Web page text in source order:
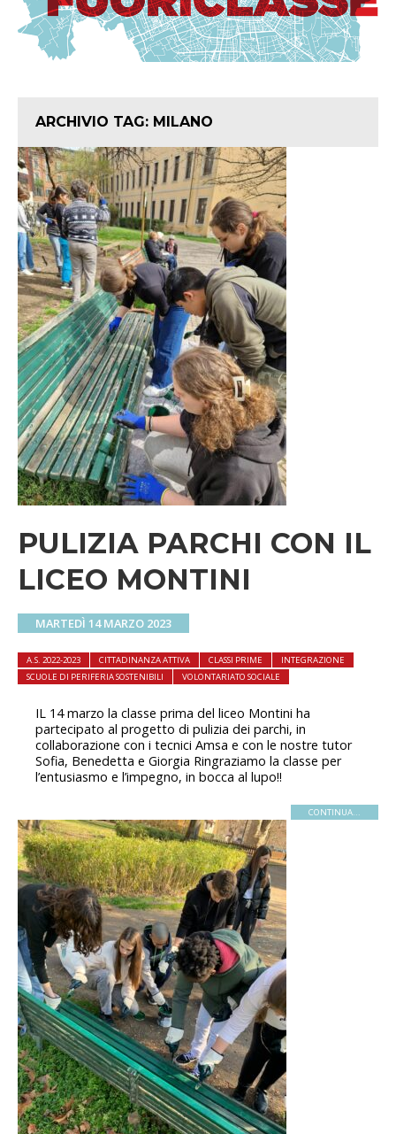
ARCHIVIO TAG: MILANO
PULIZIA PARCHI CON IL
LICEO MONTINI
MARTEDÌ 14 MARZO 2023
A.S. 2022-2023 CITTADINANZA ATTIVA CLASSI PRIME
INTEGRAZIONE
SCUOLE DI PERIFERIA SOSTENIBILI
VOLONTARIATO SOCIALE
IL 14 marzo la classe prima del liceo Montini ha
partecipato al progetto di pulizia dei parchi, in
collaborazione con i tecnici Amsa e con le nostre tutor
Sofia, Benedetta e Giorgia Ringraziamo la classe per
l’entusiasmo e l’impegno, in bocca al lupo!!
CONTINUA...